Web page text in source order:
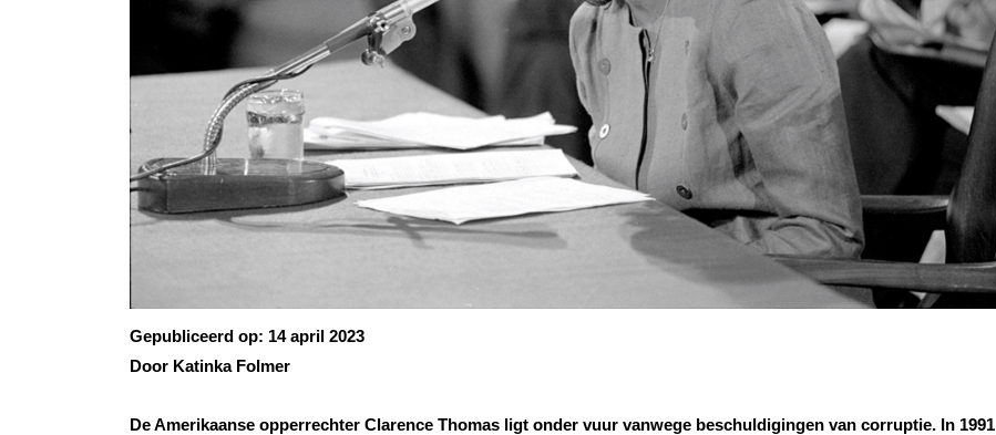
Gepubliceerd op: 14 april 2023
Door Katinka Folmer
De Amerikaanse opperrechter Clarence Thomas ligt onder vuur vanwege beschuldigingen van corruptie. In 1991